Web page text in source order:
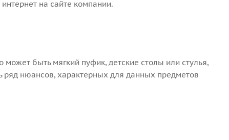
на сайте компании.
быть мягкий пуфик, детские столы или стулья,
нюансов, характерных для данных предметов